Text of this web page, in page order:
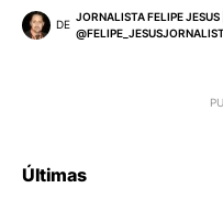
DE
JORNALISTA FELIPE JESUS
Últimas